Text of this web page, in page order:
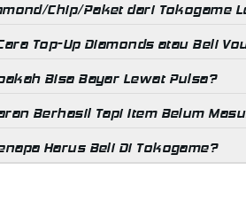
Chip/Paket dari Tokogame
Top-Up Diamonds atau Beli
Bisa Bayar Lewat Pulsa?
Berhasil Tapi Item Belum
Harus Beli Di Tokogame?